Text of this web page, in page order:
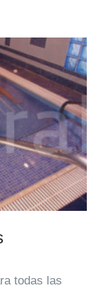
todas las